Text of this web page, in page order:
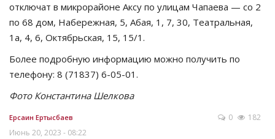
отключат в микрорайоне Аксу по улицам Чапаева — со 2
по 68 дом, Набережная, 5, Абая, 1, 7, 30, Театральная,
1а, 4, 6, Октябрьская, 15, 15/1.
Более подробную информацию можно получить по
телефону: 8 (71837) 6-05-01.
Фото Константина Шелкова
Ерсаин Ертысбаев
Июнь 20, 2023 - 08:22
0 182